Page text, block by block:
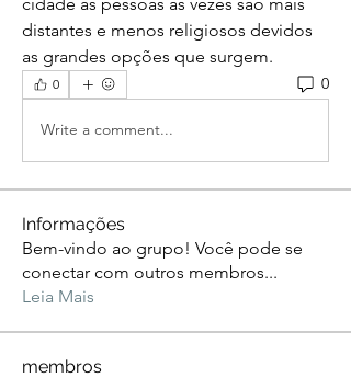
distantes e menos religiosos devidos
as grandes opções que surgem.
0 0
Write a comment...
Informações
Bem-vindo ao grupo! Você pode se
conectar com outros membros...
Leia Mais
membros